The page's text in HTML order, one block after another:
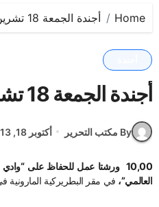
Home أجندة الجمعة 18 تشرين الأول 2013
أجندة الجمعة 18 تشرين الأول 2013
By مكتب التحرير أكتوبر 18, 2013
10,00 ورشتا عمل للحفاظ على “وادي قاديشا كموقع مدرج على لائحة التراث
العالمي”، في مقر البطريركية المارونية في